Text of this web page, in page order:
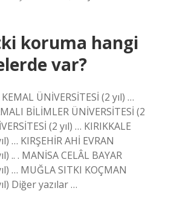
koruma hangi
var?
ÜNİVERSİTESİ (2 yıl) …
BİLİMLER ÜNİVERSİTESİ (2
(2 yıl) … KIRIKKALE
… KIRŞEHİR AHİ EVRAN
.. . MANİSA CELÂL BAYAR
… MUĞLA SITKI KOÇMAN
Diğer yazılar …